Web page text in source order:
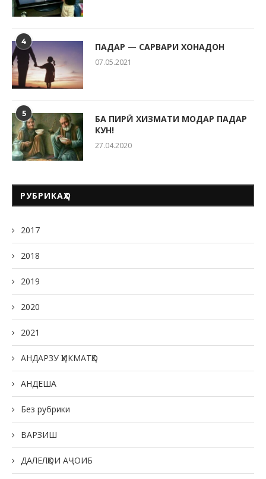
4 ПАДАР — САРВАРИ ХОНАДОН
07.05.2021
5
БА ПИРӢ ХИЗМАТИ МОДАР ПАДАР
КУН!
27.04.2020
РУБРИКАҲО
2017
2018
2019
2020
2021
АНДАРЗУ ҲИКМАТҲО
АНДЕША
Без рубрики
ВАРЗИШ
ДАЛЕЛҲОИ АҶОИБ